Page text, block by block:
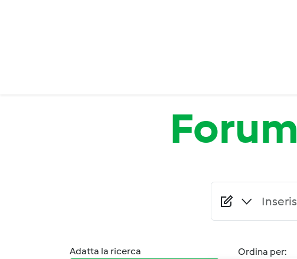
Forum
Adatta la ricerca
Ordina per: